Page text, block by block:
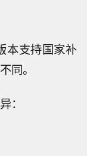
本支持国家补
同。
：